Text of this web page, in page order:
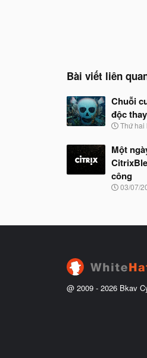
Bài viết liên
Chuỗi
độc
N
y
b
ắ
t
đ
Thứ hai
Một
công
N
b
ầ
u
03/07/
@ 2009 - 2026 Bkav